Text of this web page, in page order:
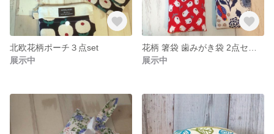
北欧花柄ポーチ３点set
展示中
展示中